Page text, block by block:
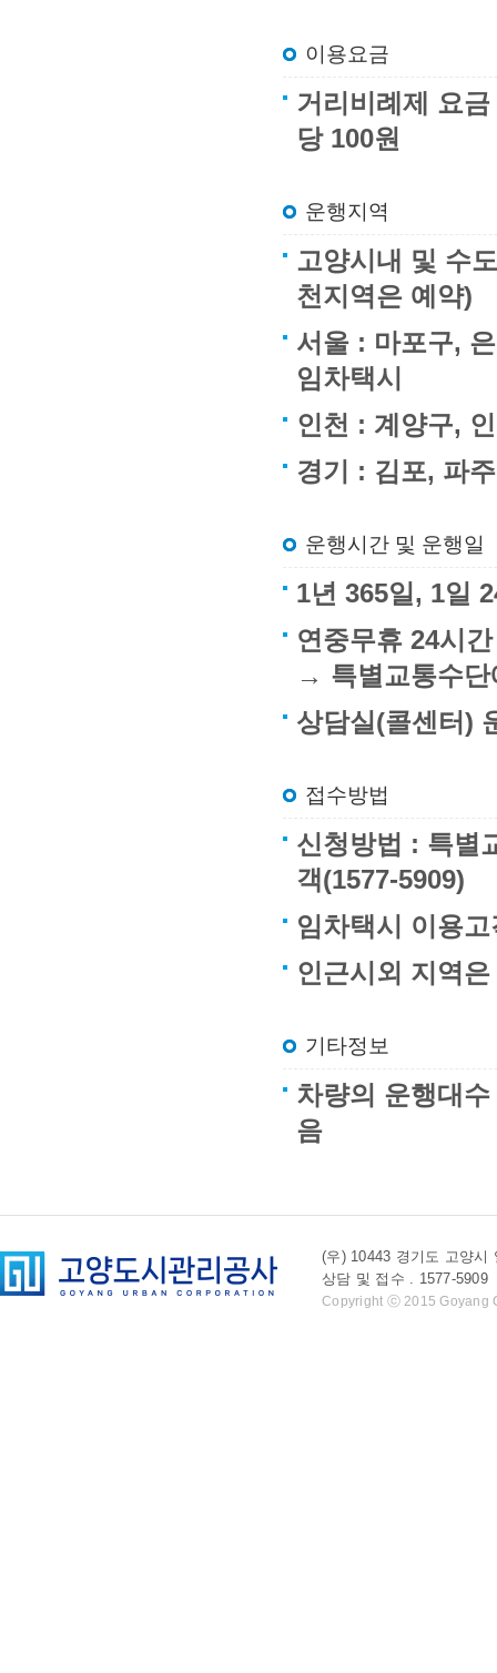
이용요금
거리비례제 요
당 100원
운행지역
고양시내 및 수
천지역은 예약)
서울 : 마포구,
임차택시
인천 : 계양구,
경기 : 김포, 파
운행시간 및 운행일
1년 365일, 1일
연중무휴 24시
→ 특별교통수단
상담실(콜센터)
접수방법
신청방법 : 특별
객(1577-5909)
임차택시 이용
인근시외 지역
기타정보
차량의 운행대
음
(우) 10443 경기도 고양시
상담 및 접수 . 1577-
Copyright ⓒ 2015 Goyang